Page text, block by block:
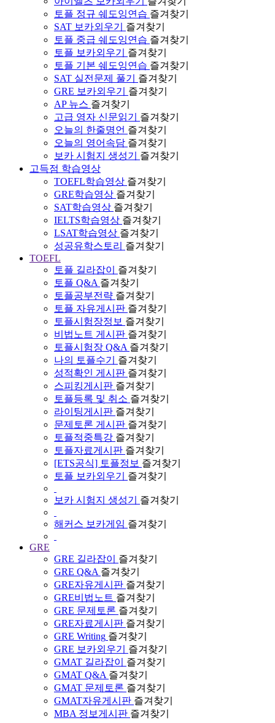
토플 정규 쉐도잉연습 즐겨찾기
SAT 보카외우기
즐겨찾기
토플 중급 쉐도잉연습 즐겨찾기
토플 보카외우기
즐겨찾기
토플 기본 쉐도잉연습 즐겨찾기
SAT 실전문제 풀기
즐겨찾기
GRE 보카외우기
즐겨찾기
AP 뉴스 즐겨찾기
고급 영자 신문읽기
즐겨찾기
오늘의 한줄명언 즐겨찾기
오늘의 영어속담 즐겨찾기
보카 시험지 생성기
즐겨찾기
고득점 학습영상
TOEFL학습영상 즐겨찾기
GRE학습영상 즐겨찾기
SAT학습영상 즐겨찾기
IELTS학습영상 즐겨찾기
LSAT학습영상 즐겨찾기
성공유학스토리 즐겨찾기
TOEFL
토플 길라잡이
즐겨찾기
토플 Q&A 즐겨찾기
토플공부전략 즐겨찾기
토플 자유게시판 즐겨찾기
토플시험장정보 즐겨찾기
비법노트 게시판 즐겨찾기
토플시험장 Q&A 즐겨찾기
나의 토플수기
즐겨찾기
성적확인 게시판 즐겨찾기
스피킹게시판 즐겨찾기
토플등록 및 취소 즐겨찾기
라이팅게시판 즐겨찾기
문제토론 게시판 즐겨찾기
토플적중특강 즐겨찾기
토플자료게시판 즐겨찾기
[ETS공식] 토플정보 즐겨찾기
토플 보카외우기
즐겨찾기
보카 시험지 생성기 즐겨찾기
해커스 보카게임 즐겨찾기
GRE
GRE 길라잡이
즐겨찾기
GRE Q&A 즐겨찾기
GRE자유게시판 즐겨찾기
GRE비법노트 즐겨찾기
GRE 문제토론 즐겨찾기
GRE자료게시판 즐겨찾기
GRE Writing 즐겨찾기
GRE 보카외우기
즐겨찾기
GMAT 길라잡이
즐겨찾기
GMAT Q&A 즐겨찾기
GMAT 문제토론 즐겨찾기
GMAT자유게시판 즐겨찾기
MBA 정보게시판 즐겨찾기